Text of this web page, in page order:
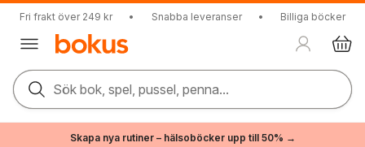
Fri frakt över 249 kr • Snabba leveranser • Billiga böcker
Sök bok, spel, pussel, penna...
Skapa nya rutiner – hälsoböcker upp till 50% →